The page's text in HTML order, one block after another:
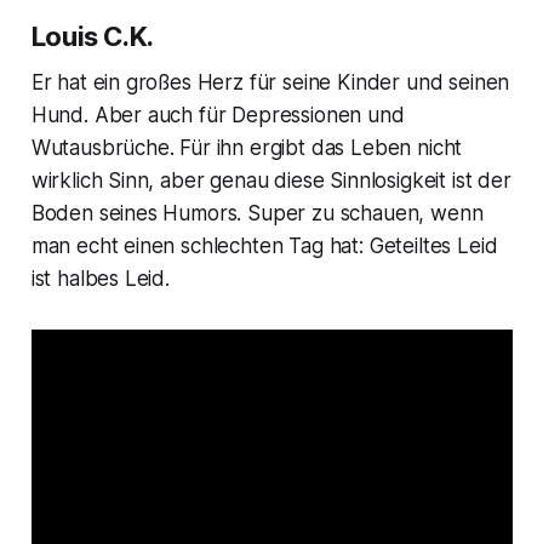
Louis C.K.
Er hat ein großes Herz für seine Kinder und seinen
Hund. Aber auch für Depressionen und
Wutausbrüche. Für ihn ergibt das Leben nicht
wirklich Sinn, aber genau diese Sinnlosigkeit ist der
Boden seines Humors. Super zu schauen, wenn
man echt einen schlechten Tag hat: Geteiltes Leid
ist halbes Leid.